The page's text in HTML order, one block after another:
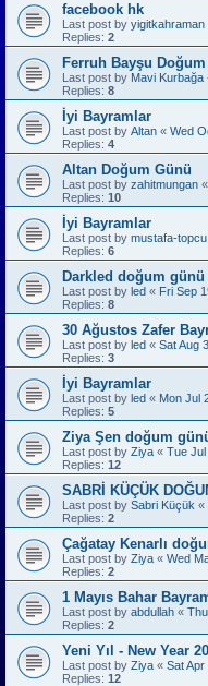
facebook hk
Last post by yigitkahraman
Replies: 2
Ferruh Bayşu
Last post by Mavi Kurbağa
Replies: 8
İyi Bayramlar
Last post by Altan « Wed
Replies: 4
Altan Doğum Günü
Last post by zahitmungan «
Replies: 10
İyi Bayramlar
Last post by mustafa-topcu
Replies: 6
Darkled doğum günü
Last post by led « Fri Sep
Replies: 8
30 Ağustos Zafer
Last post by led « Sat Aug
Replies: 3
İyi Bayramlar
Last post by led « Mon Jul
Replies: 5
Ziya Şen doğum
Last post by Ziya « Tue Jul
Replies: 12
SABRİ KÜÇÜK
Last post by Sabri Küçük «
Replies: 2
Çağatay Kenarlı
Last post by Ziya « Wed
Replies: 2
1 Mayıs Bahar
Last post by abdullah «
Replies: 2
Yeni Yıl - New Year
Last post by Ziya « Sat Apr
Replies: 12